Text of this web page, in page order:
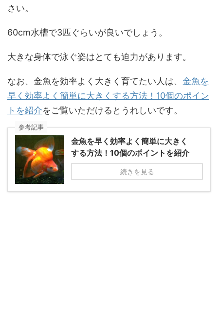
さい。
60cm水槽で3匹ぐらいが良いでしょう。
大きな身体で泳ぐ姿はとても迫力があります。
なお、金魚を効率よく大きく育てたい人は、 金魚を
早く効率よく簡単に大きくする方法！10個のポイン
トを紹介をご覧いただけるとうれしいです。
参考記事
金魚を早く効率よく簡単に大きく
する方法！10個のポイントを紹介
続きを見る